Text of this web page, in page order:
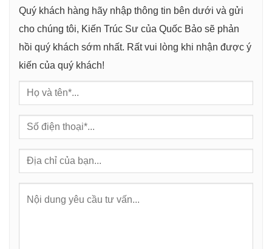
Quý khách hàng hãy nhập thông tin bên dưới và gửi
cho chúng tôi, Kiến Trúc Sư của Quốc Bảo sẽ phản
hồi quý khách sớm nhất. Rất vui lòng khi nhận được ý
kiến của quý khách!